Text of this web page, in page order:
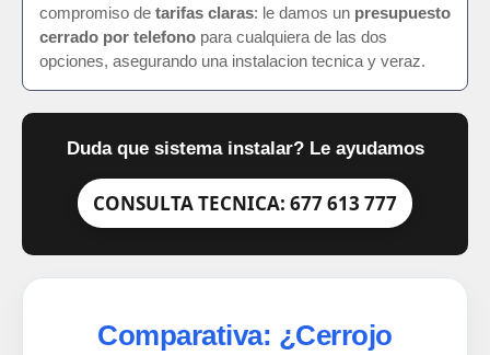
compromiso de tarifas claras: le damos un presupuesto
cerrado por telefono para cualquiera de las dos
opciones, asegurando una instalacion tecnica y veraz.
Duda que sistema instalar? Le ayudamos
CONSULTA TECNICA: 677 613 777
Comparativa: ¿Cerrojo